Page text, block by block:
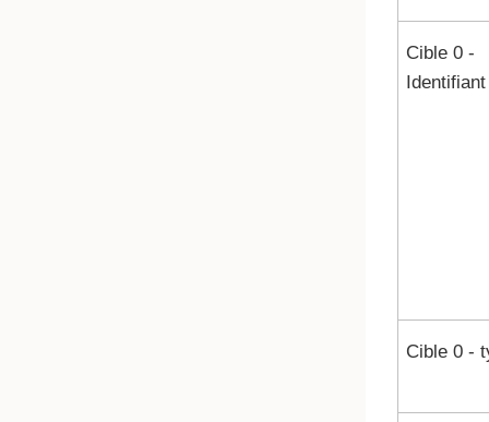
Cible 0 -
Identifiant
Cible 0 -